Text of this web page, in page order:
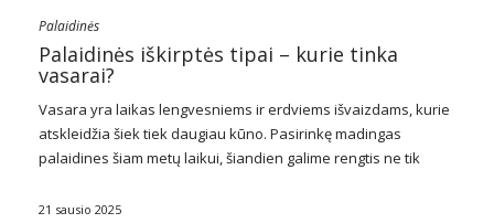
Palaidinės
Palaidinės iškirptės tipai – kurie tinka
vasarai?
Vasara yra laikas lengvesniems ir erdviems išvaizdams, kurie
atskleidžia šiek tiek daugiau kūno. Pasirinkę madingas
palaidines šiam metų laikui, šiandien galime rengtis ne tik
palaidinėskirpimą ir tai, kaip ji …
21 sausio 2025